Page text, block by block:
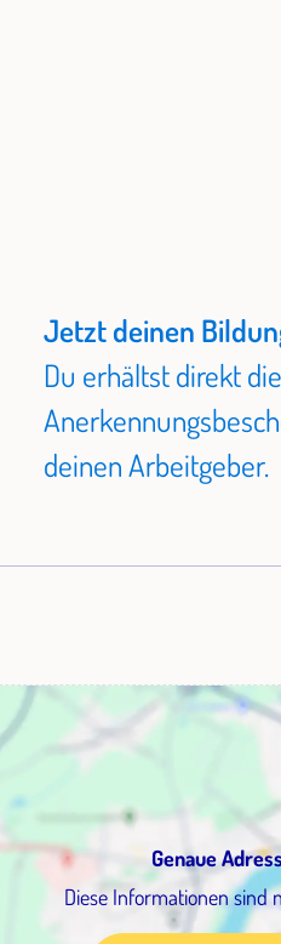
Jetzt deinen
Du erhältst direkt
deinen Arbeitgeber.
Genaue
Diese Informationen sind